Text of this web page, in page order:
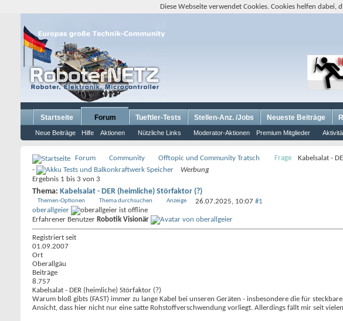
Startseite Forum
Neue Beiträge Hilfe Aktionen Nützliche Links Moderator-Aktionen Premium Mitglieder
Tueftler-Tests Stellen-Anz. /Jobs Neueste Beiträge
Forum Community Offtopic und Community Tratsch Frage
Kabelsalat -
-
Werbung
Ergebnis 1 bis 3 von 3
Thema: Kabelsalat - DER (heimliche) Störfaktor (?)
Themen-Optionen Thema durchsuchen Anzeige 26.07.2025, 10:07 #1
oberallgeier
Erfahrener Benutzer Robotik Visionär
Registriert seit
01.09.2007
Ort
Oberallgäu
Beiträge
8.757
Kabelsalat - DER (heimliche) Störfaktor (?)
Warum bloß gibts (FAST) immer zu lange Kabel bei unseren Geräten - insbesondere die für
Ansicht, dass hier nicht nur eine satte Rohstoffverschwendung vorliegt. Allerdings fällt mir seit
Diese Webseite verwendet Cookies. Cookies helfen dabei,